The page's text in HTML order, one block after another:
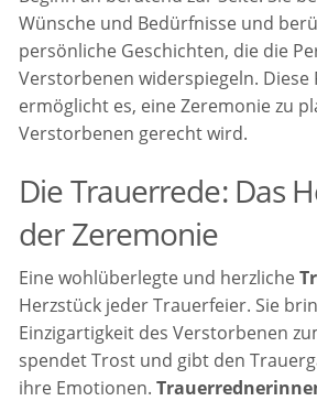
Wünsche und Bedürfnisse und
persönliche Geschichten, die die
Verstorbenen widerspiegeln. Diese
ermöglicht es, eine Zeremonie zu
Verstorbenen gerecht wird.
Die Trauerrede: Das
der Zeremonie
Eine wohlüberlegte und herzliche
Herzstück jeder Trauerfeier. Sie
Einzigartigkeit des Verstorbenen
spendet Trost und gibt den
ihre Emotionen.